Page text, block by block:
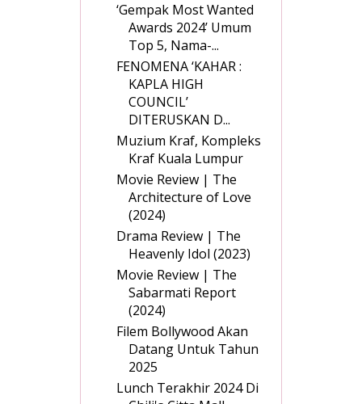
‘Gempak Most Wanted
Awards 2024’ Umum
Top 5, Nama-...
FENOMENA ‘KAHAR :
KAPLA HIGH
COUNCIL’
DITERUSKAN D...
Muzium Kraf, Kompleks
Kraf Kuala Lumpur
Movie Review | The
Architecture of Love
(2024)
Drama Review | The
Heavenly Idol (2023)
Movie Review | The
Sabarmati Report
(2024)
Filem Bollywood Akan
Datang Untuk Tahun
2025
Lunch Terakhir 2024 Di